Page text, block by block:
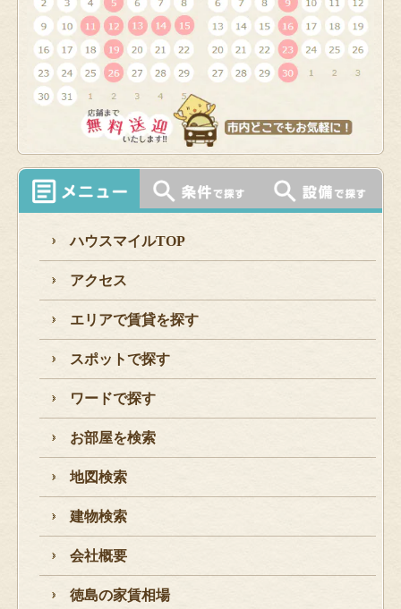
ハウスマイルTOP
アクセス
エリアで賃貸を探す
スポットで探す
ワードで探す
お部屋を検索
地図検索
建物検索
会社概要
徳島の家賃相場